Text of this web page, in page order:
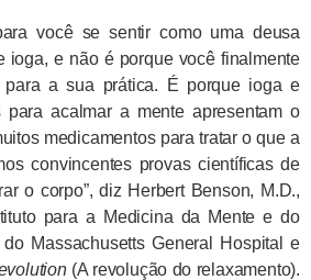
você se sentir como uma deusa
ioga, e não é porque você finalmente
para a sua prática. É porque ioga e
para acalmar a mente apresentam o
medicamentos para tratar o que a
convincentes provas científicas de
o corpo”, diz Herbert Benson, M.D.,
para a Medicina da Mente e do
Massachusetts General Hospital e
(A revolução do relaxamento).